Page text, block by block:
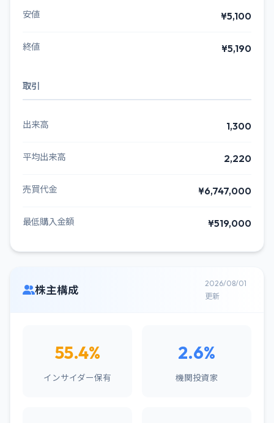
安値 ¥5,100
終値 ¥5,190
取引
出来高 1,300
平均出来高 2,220
売買代金 ¥6,747,000
最低購入金額 ¥519,000
株主構成
2026/08/01
更新
55.4%
インサイダー保有
2.6%
機関投資家